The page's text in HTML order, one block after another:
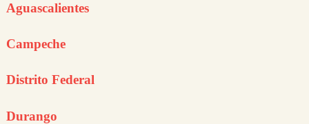
Aguascalientes
Campeche
Distrito Federal
Durango